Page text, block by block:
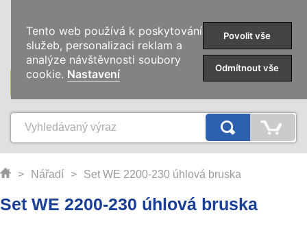
KATEGORIE
> Nářadí > Set WE 2200-230 úhlová bruska
Set WE 2200-230 úhlová bruska
Tento web používá k poskytování
služeb, personalizaci reklam a
analýze návštěvnosti soubory
cookie. Nastavení
Povolit vše
Odmítnout vše